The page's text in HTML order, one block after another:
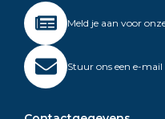
Meld je aan voor
Stuur ons een e-mail